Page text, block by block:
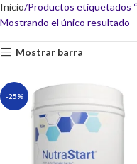
Inicio Productos etiquetados
Mostrando el único resultado
Mostrar barra
-25%